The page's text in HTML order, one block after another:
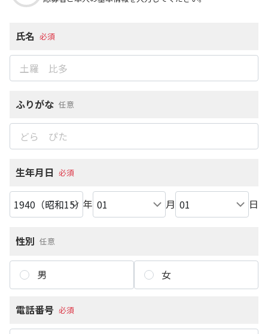
氏名 必須
ふりがな 任意
生年月日 必須
年 月 日
性別 任意
男 女
電話番号 必須